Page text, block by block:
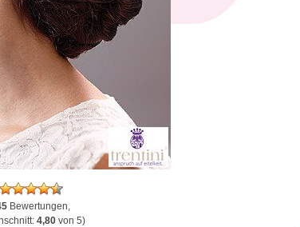
Bewertungen,
4,80von 5)